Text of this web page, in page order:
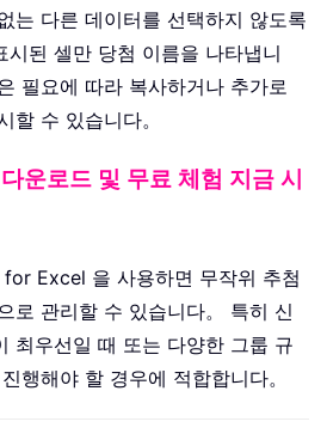
는 다른 데이터를 선택하지 않도록
시된 셀만 당첨 이름을 나타냅니
필요에 따라 복사하거나 추가로
할 수 있습니다。
운로드 및 무료 체험 지금 시
Excel 을 사용하면 무작위 추첨
로 관리할 수 있습니다。 특히 신
최우선일 때 또는 다양한 그룹 규
행해야 할 경우에 적합합니다。